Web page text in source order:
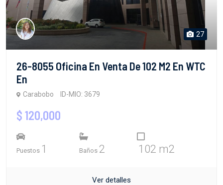
27
26-8055 Oficina En Venta De 102 M2 En WTC
En
Carabobo ID-MIO: 3679
$ 120,000
Puestos 1 Baños 2 102 m2
Ver detalles